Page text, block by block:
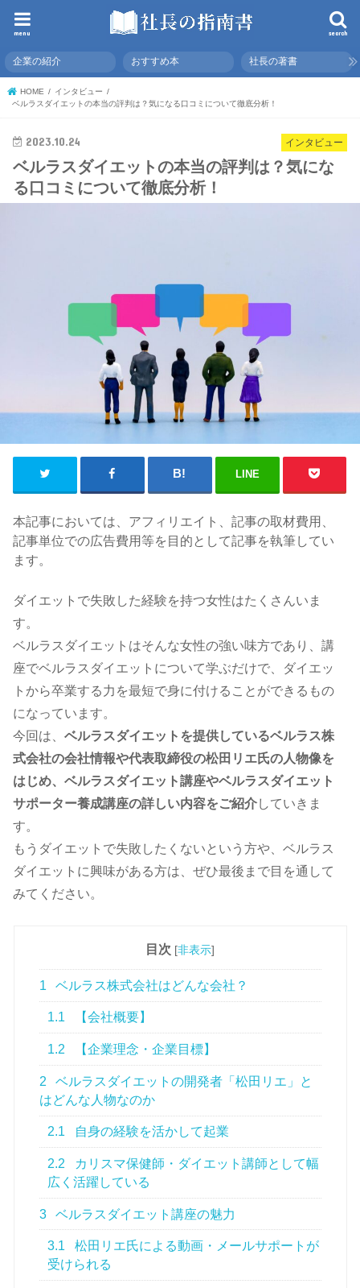
search
menu
企業の紹介 おすすめ本 社長の著書
HOME
インタビュー
ベルラスダイエットの本当の評判は？気になる口コミについて徹底分析！
インタビュー
2023.10.24
ベルラスダイエットの本当の評判は？気にな
る口コミについて徹底分析！
LINE
本記事においては、アフィリエイト、記事の取材費用、
記事単位での広告費用等を目的として記事を執筆してい
ます。
ダイエットで失敗した経験を持つ女性はたくさんいま
す。
ベルラスダイエットはそんな女性の強い味方であり、講
座でベルラスダイエットについて学ぶだけで、ダイエッ
トから卒業する力を最短で身に付けることができるもの
になっています。
今回は、ベルラスダイエットを提供しているベルラス株
式会社の会社情報や代表取締役の松田リエ氏の人物像を
はじめ、ベルラスダイエット講座やベルラスダイエット
サポーター養成講座の詳しい内容をご紹介していきま
す。
もうダイエットで失敗したくないという方や、ベルラス
ダイエットに興味がある方は、ぜひ最後まで目を通して
みてください。
目次 [非表示]
1 ベルラス株式会社はどんな会社？
1.1 【会社概要】
1.2 【企業理念・企業目標】
2
ベルラスダイエットの開発者「松田リエ」と
はどんな人物なのか
2.1 自身の経験を活かして起業
2.2
カリスマ保健師・ダイエット講師として幅
広く活躍している
3 ベルラスダイエット講座の魅力
3.1
松田リエ氏による動画・メールサポートが
受けられる